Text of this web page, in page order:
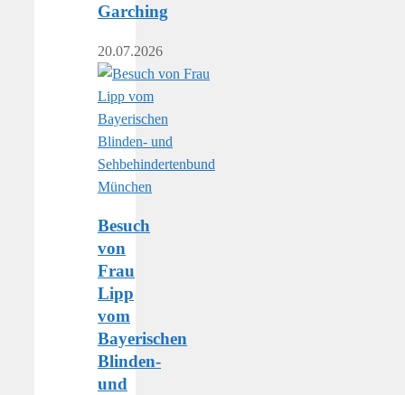
Garching
20.07.2026
Besuch
von
Frau
Lipp
vom
Bayerischen
Blinden-
und